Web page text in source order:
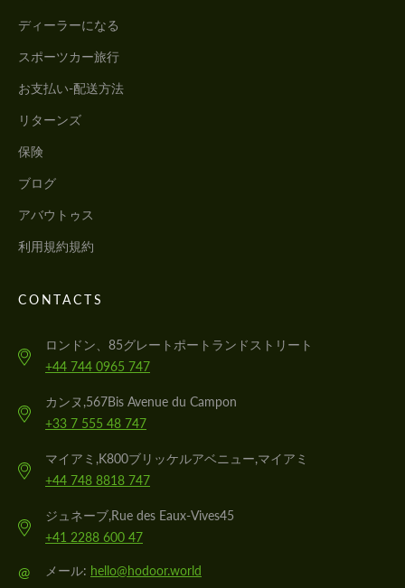
ディーラーになる
スポーツカー旅行
お支払い-配送方法
リターンズ
保険
ブログ
アバウトゥス
利用規約規約
CONTACTS
ロンドン、85グレートポートランドストリート
+44 744 0965 747
カンヌ,567Bis Avenue du Campon
+33 7 555 48 747
マイアミ,K800ブリッケルアベニュー,マイアミ
+44 748 8818 747
ジュネーブ,Rue des Eaux-Vives45
+41 2288 600 47
@ メール: hello@hodoor.world